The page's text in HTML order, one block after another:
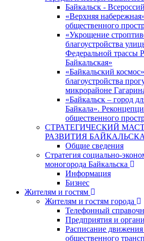
Байкальск -
«Верхняя
общественного
«Укрощение
благоустройства
Федеральной трассы
Байкальская»
«Байкальский
благоустройства
микрорайоне
«Байкальск – город
Байкала».
общественного
СТРАТЕГИЧЕСКИЙ
РАЗВИТИЯ БАЙКАЛЬСКА
Общие сведения
Стратегия социально-
моногорода Байкальска
Информация
Бизнес
Жителям и гостям
Жителям и гостям города
Телефонный
Предприятия и
Расписание
общественного